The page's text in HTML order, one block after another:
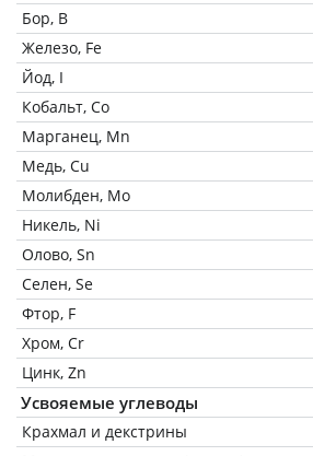
Бор, B
Железо, Fe
Йод, I
Кобальт, Co
Марганец, Mn
Медь, Cu
Молибден, Mo
Никель, Ni
Олово, Sn
Селен, Se
Фтор, F
Хром, Cr
Цинк, Zn
Усвояемые углеводы
Крахмал и декстрины